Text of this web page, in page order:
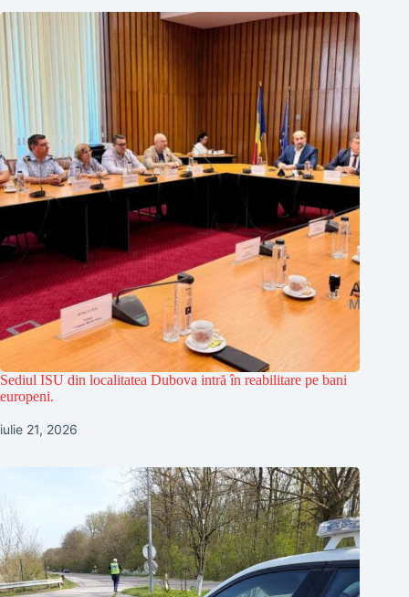
Sediul ISU din localitatea Dubova intră în reabilitare pe bani
europeni.
iulie 21, 2026